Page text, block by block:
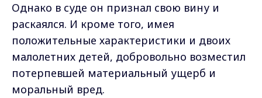
Однако в суде он признал свою вину и
раскаялся. И кроме того, имея
положительные характеристики и двоих
малолетних детей, добровольно возместил
потерпевшей материальный ущерб и
моральный вред.